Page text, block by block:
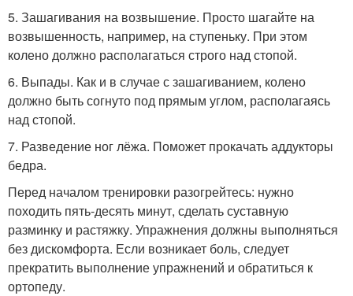
5. Зашагивания на возвышение. Просто шагайте на
возвышенность, например, на ступеньку. При этом
колено должно располагаться строго над стопой.
6. Выпады. Как и в случае с зашагиванием, колено
должно быть согнуто под прямым углом, располагаясь
над стопой.
7. Разведение ног лёжа. Поможет прокачать аддукторы
бедра.
Перед началом тренировки разогрейтесь: нужно
походить пять-десять минут, сделать суставную
разминку и растяжку. Упражнения должны выполняться
без дискомфорта. Если возникает боль, следует
прекратить выполнение упражнений и обратиться к
ортопеду.